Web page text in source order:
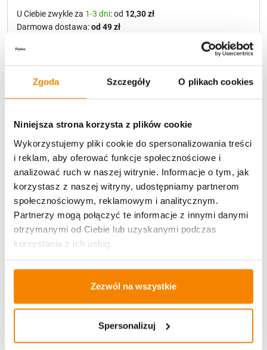
Zgoda Szczegóły O plikach cookies
Niniejsza strona korzysta z plików cookie
Wykorzystujemy pliki cookie do spersonalizowania treści
i reklam, aby oferować funkcje społecznościowe i
analizować ruch w naszej witrynie. Informacje o tym, jak
korzystasz z naszej witryny, udostępniamy partnerom
społecznościowym, reklamowym i analitycznym.
Partnerzy mogą połączyć te informacje z innymi danymi
otrzymanymi od Ciebie lub uzyskanymi podczas
korzystania z ich usług.
Zezwól na wszystkie
Spersonalizuj
Potrzebujesz większą ilość? Zapraszamy do naszej
Przejdź do hurtowni B2B
U Ciebie zwykle za 1-3 dni: od 12,30 zł
Darmowa dostawa:od 49 zł
Specyfikacja
Więcej z kategorii Kwiaty sztuczne